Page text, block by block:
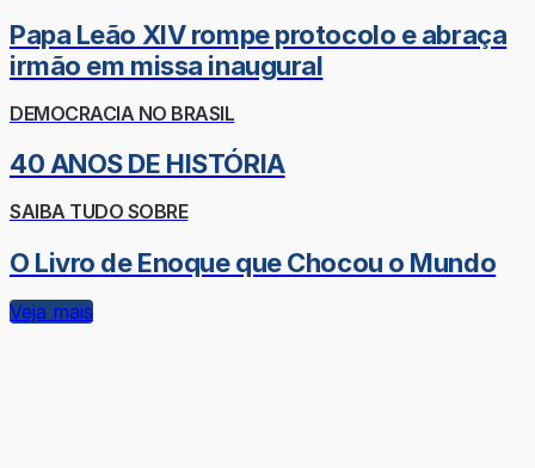
Papa Leão XIV rompe protocolo e abraça
irmão em missa inaugural
DEMOCRACIA NO BRASIL
40 ANOS DE HISTÓRIA
SAIBA TUDO SOBRE
O Livro de Enoque que Chocou o Mundo
Veja mais